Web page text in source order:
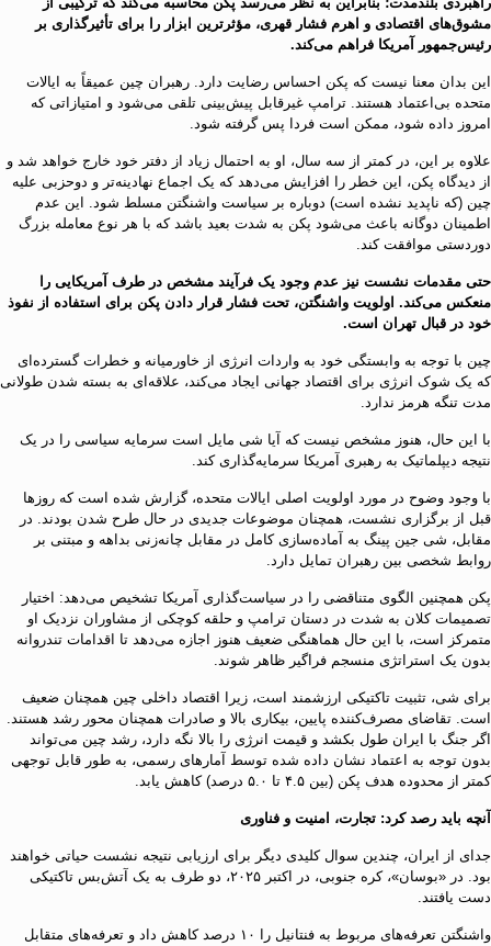
مشوق‌های اقتصادی و اهرم فشار قهری، مؤثرترین ابزار را برای تأثیرگذاری بر
رئیس‌جمهور آمریکا فراهم می‌کند.
این بدان معنا نیست که پکن احساس رضایت دارد. رهبران چین عمیقاً به ایالات
متحده بی‌اعتماد هستند. ترامپ غیرقابل پیش‌بینی تلقی می‌شود و امتیازاتی که
امروز داده شود، ممکن است فردا پس گرفته شود.
علاوه بر این، در کمتر از سه سال، او به احتمال زیاد از دفتر خود خارج خواهد شد و
از دیدگاه پکن، این خطر را افزایش می‌دهد که یک اجماع نهادینه‌تر و دوحزبی علیه
چین (که ناپدید نشده است) دوباره بر سیاست واشنگتن مسلط شود. این عدم
اطمینان دوگانه باعث می‌شود پکن به شدت بعید باشد که با هر نوع معامله بزرگ
دوردستی موافقت کند.
حتی مقدمات نشست نیز عدم وجود یک فرآیند مشخص در طرف آمریکایی را
منعکس می‌کند. اولویت واشنگتن، تحت فشار قرار دادن پکن برای استفاده از نفوذ
خود در قبال تهران است.
چین با توجه به وابستگی خود به واردات انرژی از خاورمیانه و خطرات گسترده‌ای
که یک شوک انرژی برای اقتصاد جهانی ایجاد می‌کند، علاقه‌ای به بسته شدن طولانی
مدت تنگه هرمز ندارد.
با این حال، هنوز مشخص نیست که آیا شی مایل است سرمایه سیاسی را در یک
نتیجه دیپلماتیک به رهبری آمریکا سرمایه‌گذاری کند.
با وجود وضوح در مورد اولویت اصلی ایالات متحده، گزارش شده است که روز‌ها
قبل از برگزاری نشست، همچنان موضوعات جدیدی در حال طرح شدن بودند. در
مقابل، شی جین پینگ به آماده‌سازی کامل در مقابل چانه‌زنی بداهه و مبتنی بر
روابط شخصی بین رهبران تمایل دارد.
پکن همچنین الگوی متناقضی را در سیاست‌گذاری آمریکا تشخیص می‌دهد: اختیار
تصمیمات کلان به شدت در دستان ترامپ و حلقه کوچکی از مشاوران نزدیک او
متمرکز است، با این حال هماهنگی ضعیف هنوز اجازه می‌دهد تا اقدامات تندروانه
بدون یک استراتژی منسجم فراگیر ظاهر شوند.
برای شی، تثبیت تاکتیکی ارزشمند است، زیرا اقتصاد داخلی چین همچنان ضعیف
است. تقاضای مصرف‌کننده پایین، بیکاری بالا و صادرات همچنان محور رشد هستند.
اگر جنگ با ایران طول بکشد و قیمت انرژی را بالا نگه دارد، رشد چین می‌تواند
بدون توجه به اعتماد نشان داده شده توسط آمار‌های رسمی، به طور قابل توجهی
کمتر از محدوده هدف پکن (بین ۴.۵ تا ۵.۰ درصد) کاهش یابد.
آنچه باید رصد کرد: تجارت، امنیت و فناوری
جدای از ایران، چندین سوال کلیدی دیگر برای ارزیابی نتیجه نشست حیاتی خواهند
بود. در «بوسان»، کره جنوبی، در اکتبر ۲۰۲۵، دو طرف به یک آتش‌بس تاکتیکی
دست یافتند.
واشنگتن تعرفه‌های مربوط به فنتانیل را ۱۰ درصد کاهش داد و تعرفه‌های متقابل